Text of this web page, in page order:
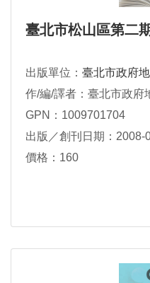
臺北市松山區第二
出版單位： 臺北市政府
作/編/譯者：臺北市政府
GPN：1009701704
出版／創刊日期：2008-
價格：160